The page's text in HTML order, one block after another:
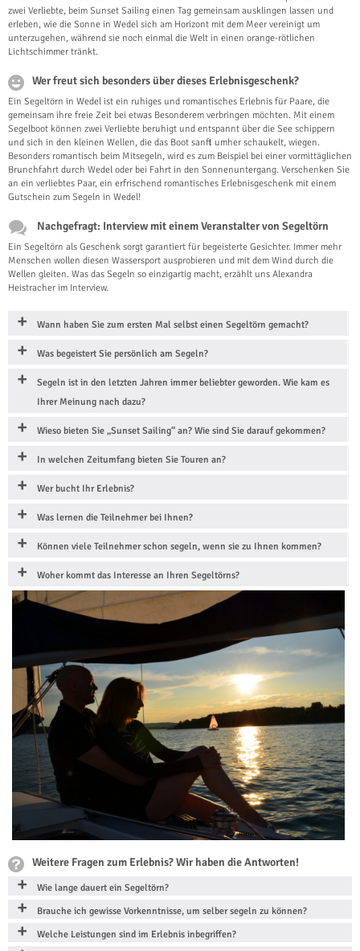
zwei Verliebte, beim Sunset Sailing einen Tag gemeinsam ausklingen lassen und
erleben, wie die Sonne in Wedel sich am Horizont mit dem Meer vereinigt um
unterzugehen, während sie noch einmal die Welt in einen orange-rötlichen
Lichtschimmer tränkt.
Wer freut sich besonders über dieses Erlebnisgeschenk?
Ein Segeltörn in Wedel ist ein ruhiges und romantisches Erlebnis für Paare, die
gemeinsam ihre freie Zeit bei etwas Besonderem verbringen möchten. Mit einem
Segelboot können zwei Verliebte beruhigt und entspannt über die See schippern
und sich in den kleinen Wellen, die das Boot sanft umher schaukelt, wiegen.
Besonders romantisch beim Mitsegeln, wird es zum Beispiel bei einer vormittäglichen
Brunchfahrt durch Wedel oder bei Fahrt in den Sonnenuntergang. Verschenken Sie
an ein verliebtes Paar, ein erfrischend romantisches Erlebnisgeschenk mit einem
Gutschein zum Segeln in Wedel!
Nachgefragt: Interview mit einem Veranstalter von Segeltörn
Ein Segeltörn als Geschenk sorgt garantiert für begeisterte Gesichter. Immer mehr
Menschen wollen diesen Wassersport ausprobieren und mit dem Wind durch die
Wellen gleiten. Was das Segeln so einzigartig macht, erzählt uns Alexandra
Heistracher im Interview.
Wann haben Sie zum ersten Mal selbst einen Segeltörn gemacht?
Was begeistert Sie persönlich am Segeln?
Segeln ist in den letzten Jahren immer beliebter geworden. Wie kam es
Ihrer Meinung nach dazu?
Wieso bieten Sie „Sunset Sailing“ an? Wie sind Sie darauf gekommen?
In welchen Zeitumfang bieten Sie Touren an?
Wer bucht Ihr Erlebnis?
Was lernen die Teilnehmer bei Ihnen?
Können viele Teilnehmer schon segeln, wenn sie zu Ihnen kommen?
Woher kommt das Interesse an Ihren Segeltörns?
Weitere Fragen zum Erlebnis? Wir haben die Antworten!
Wie lange dauert ein Segeltörn?
Brauche ich gewisse Vorkenntnisse, um selber segeln zu können?
Welche Leistungen sind im Erlebnis inbegriffen?